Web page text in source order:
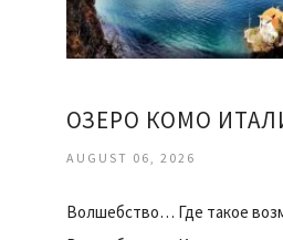
AUGUST 06, 2026
Волшебство… Где такое